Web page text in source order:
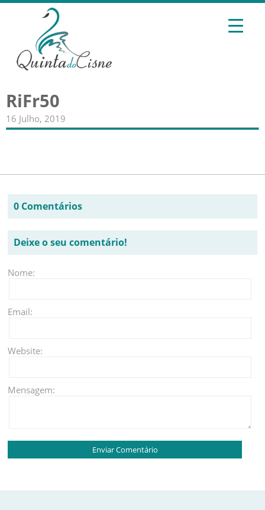
RiFr50
16 Julho, 2019
0 Comentários
Deixe o seu comentário!
Nome:
Email:
Website:
Mensagem: